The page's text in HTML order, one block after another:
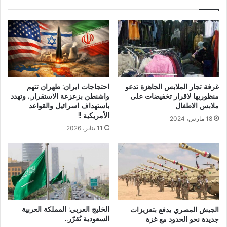
غرفة تجار الملابس الجاهزة تدعو
منظوريها لاقرار تخفيضات على
ملابس الاطفال
18 مارس، 2024
احتجاجات ايران: طهران تتهم
واشنطن بزعزعة الاستقرار.. وتهدد
باستهداف اسرائيل والقواعد
الأمريكية !!
11 يناير، 2026
الجيش المصري يدفع بتعزيزات
جديدة نحو الحدود مع غزة
الخليج العربي: المملكة العربية
السعودية تُقرّر..